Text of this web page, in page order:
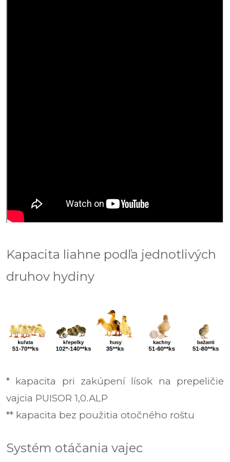
Kapacita liahne podľa jednotlivých
druhov hydiny
* kapacita pri zakúpení lísok na prepeličie
vajcia PUISOR 1,0.ALP
** kapacita bez použitia otočného roštu
Systém otáčania vajec